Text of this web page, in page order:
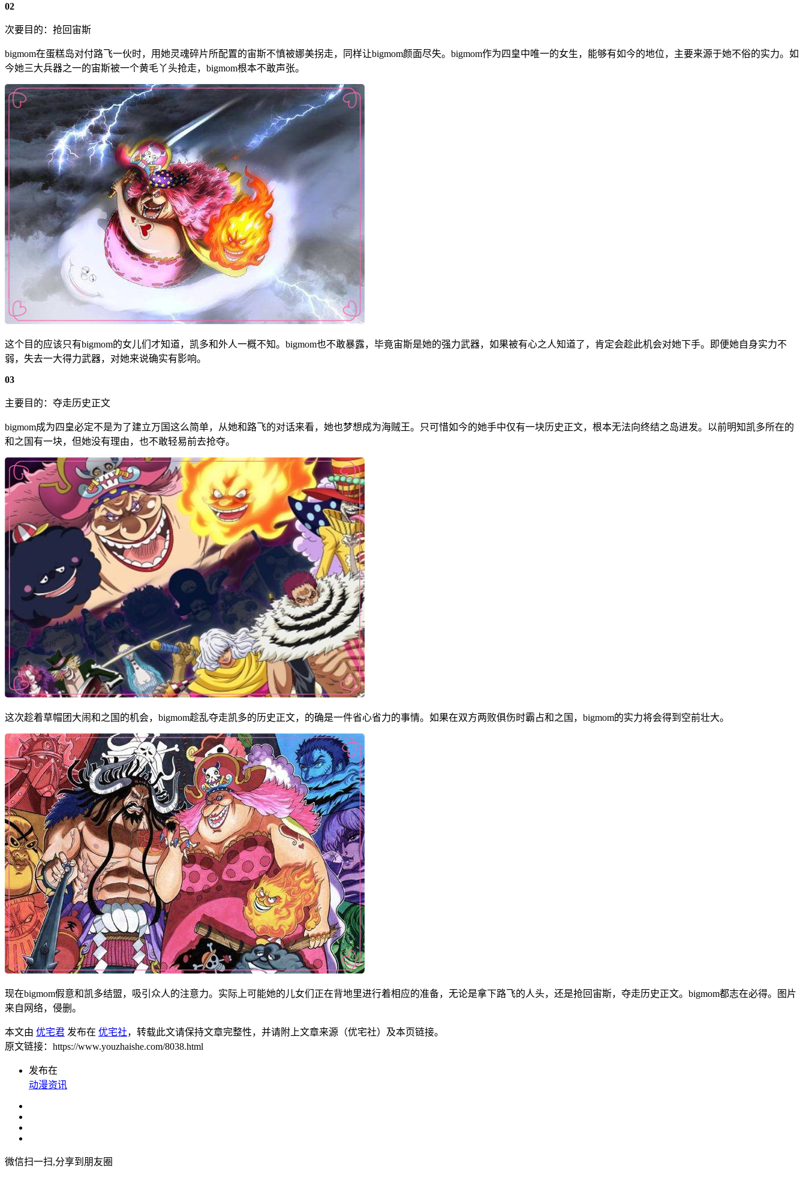
02
次要目的：抢回宙斯
bigmom在蛋糕岛对付路飞一伙时，用她灵魂碎片所配置的宙斯不慎被娜美拐走，同样让bigmom颜面尽失。bigmom作为四皇中唯一的女生，能够有如今的地位，主要来源于她不俗的实力。如
今她三大兵器之一的宙斯被一个黄毛丫头抢走，bigmom根本不敢声张。
这个目的应该只有bigmom的女儿们才知道，凯多和外人一概不知。bigmom也不敢暴露，毕竟宙斯是她的强力武器，如果被有心之人知道了，肯定会趁此机会对她下手。即便她自身实力不
弱，失去一大得力武器，对她来说确实有影响。
03
主要目的：夺走历史正文
bigmom成为四皇必定不是为了建立万国这么简单，从她和路飞的对话来看，她也梦想成为海贼王。只可惜如今的她手中仅有一块历史正文，根本无法向终结之岛进发。以前明知凯多所在的
和之国有一块，但她没有理由，也不敢轻易前去抢夺。
这次趁着草帽团大闹和之国的机会，bigmom趁乱夺走凯多的历史正文，的确是一件省心省力的事情。如果在双方两败俱伤时霸占和之国，bigmom的实力将会得到空前壮大。
现在bigmom假意和凯多结盟，吸引众人的注意力。实际上可能她的儿女们正在背地里进行着相应的准备，无论是拿下路飞的人头，还是抢回宙斯，夺走历史正文。bigmom都志在必得。图片
来自网络，侵删。
本文由 优宅君 发布在 优宅社，转载此文请保持文章完整性，并请附上文章来源（优宅社）及本页链接。
原文链接：https://www.youzhaishe.com/8038.html
发布在
动漫资讯
微信扫一扫,分享到朋友圈